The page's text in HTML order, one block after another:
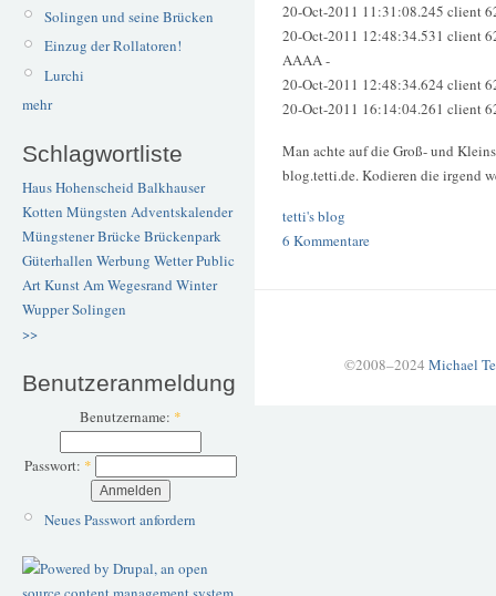
Solingen und seine Brücken
Einzug der Rollatoren!
Lurchi
mehr
Schlagwortliste
Haus Hohenscheid Balkhauser
Kotten Müngsten Adventskalender
Müngstener BrückeBrückenpark
Güterhallen Werbung WetterPublic
ArtKunstAm Wegesrand Winter
WupperSolingen
>>
Benutzeranmeldung
Benutzername: *
Passwort: *
Neues Passwort anfordern
20-Oct-2011 11:31:08.245 client
20-Oct-2011 12:48:34.531 client
AAAA -
20-Oct-2011 12:48:34.624 client
20-Oct-2011 16:14:04.261 client
Man achte auf die Groß- und
blog.tetti.de. Kodieren die irgend
tetti's blog
6 Kommentare
©2008–2024 Michael